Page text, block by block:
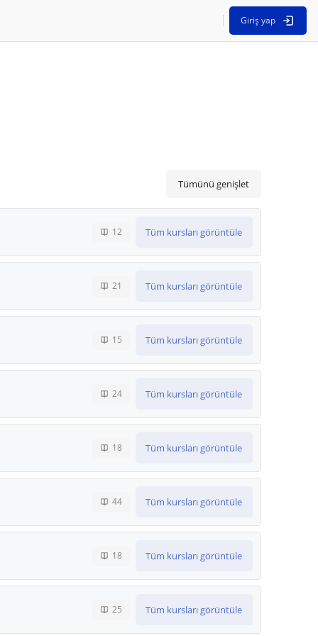
Giriş yap
Tümünü genişlet
12 Tüm kursları görüntüle
21 Tüm kursları görüntüle
15 Tüm kursları görüntüle
24 Tüm kursları görüntüle
18 Tüm kursları görüntüle
44 Tüm kursları görüntüle
18 Tüm kursları görüntüle
25 Tüm kursları görüntüle